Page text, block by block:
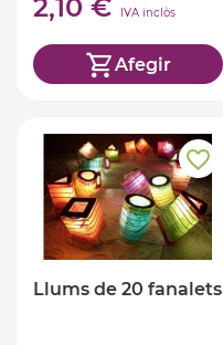
2,10 € IVA inclòs
Afegir
Llums de 20 fanalets